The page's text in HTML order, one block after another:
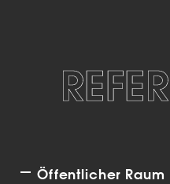
Öffentlicher Raum